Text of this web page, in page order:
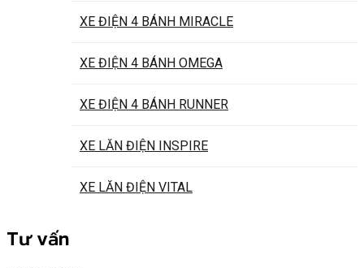
XE ĐIỆN 4 BÁNH MIRACLE
XE ĐIỆN 4 BÁNH OMEGA
XE ĐIỆN 4 BÁNH RUNNER
XE LĂN ĐIỆN INSPIRE
XE LĂN ĐIỆN VITAL
Tư vấn